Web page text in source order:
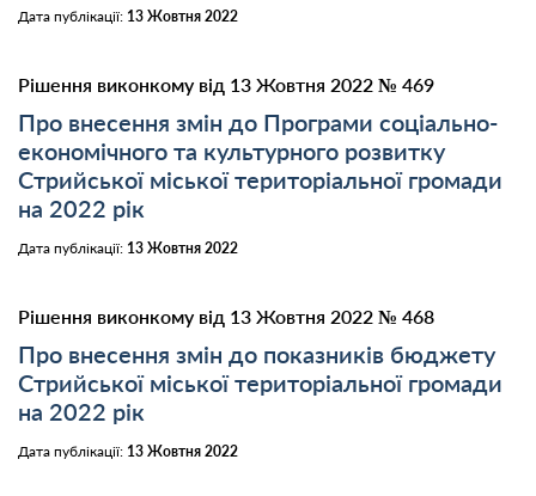
Дата публікації: 13 Жовтня 2022
Рішення виконкому від 13 Жовтня 2022 № 469
Про внесення змін до Програми соціально-
економічного та культурного розвитку
Стрийської міської територіальної громади
на 2022 рік
Дата публікації: 13 Жовтня 2022
Рішення виконкому від 13 Жовтня 2022 № 468
Про внесення змін до показників бюджету
Стрийської міської територіальної громади
на 2022 рік
Дата публікації: 13 Жовтня 2022